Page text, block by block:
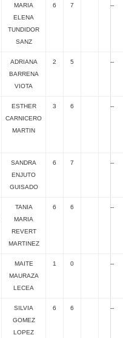
MARIA
ELENA
TUNDIDOR
SANZ
6 7 --
ADRIANA
BARRENA
VIOTA
2 5 --
ESTHER
CARNICERO
MARTIN
3 6 --
SANDRA
ENJUTO
GUISADO
6 7 --
TANIA
MARIA
REVERT
MARTINEZ
6 6 --
MAITE
MAURAZA
LECEA
1 0 --
SILVIA
GOMEZ
LOPEZ
6 6 --